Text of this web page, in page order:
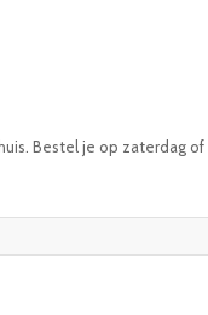
Bestel je op zaterdag of